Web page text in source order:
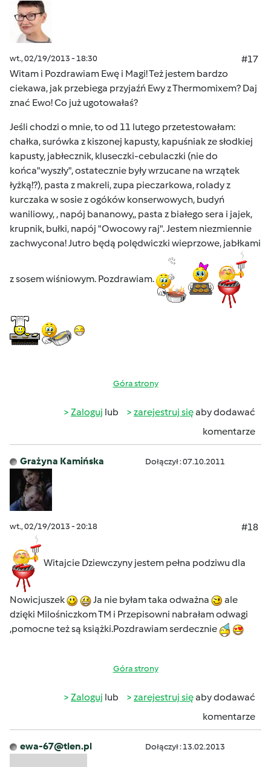
wt., 02/19/2013 - 18:30
#17
Witam i Pozdrawiam Ewę i Magi! Też jestem bardzo
ciekawa, jak przebiega przyjaźń Ewy z Thermomixem? Daj
znać Ewo! Co już ugotowałaś?
Jeśli chodzi o mnie, to od 11 lutego przetestowałam:
chałka, surówka z kiszonej kapusty, kapuśniak ze słodkiej
kapusty, jabłecznik, kluseczki-cebulaczki (nie do
końca"wyszły", ostatecznie były wrzucane na wrzątek
łyżką!?), pasta z makreli, zupa pieczarkowa, rolady z
kurczaka w sosie z ogóków konserwowych, budyń
waniliowy, , napój bananowy,, pasta z białego sera i jajek,
krupnik, bułki, napój "Owocowy raj". Jestem niezmiennie
zachwycona! Jutro będą polędwiczki wieprzowe, jabłkami
z sosem wiśniowym. Pozdrawiam.
Góra strony
Zaloguj lub zarejestruj sięaby dodawać
komentarze
Grażyna Kamińska Dołączył : 07.10.2011
wt., 02/19/2013 - 20:18 #18
Witajcie Dziewczyny jestem pełna podziwu dla
Nowicjuszek Ja nie byłam taka odważna
ale
dzięki Milośniczkom TM i Przepisowni nabrałam odwagi
,pomocne też są książki.Pozdrawiam serdecznie
Góra strony
Zaloguj lub zarejestruj sięaby dodawać
komentarze
ewa-67@tlen.pl Dołączył : 13.02.2013